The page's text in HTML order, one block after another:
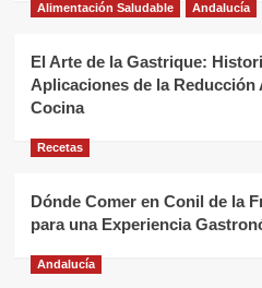
Alimentación Saludable Andalucía
El Arte de la Gastrique:
Aplicaciones de la Reducción
Cocina
Recetas
Dónde Comer en Conil de la
para una Experiencia
Andalucía